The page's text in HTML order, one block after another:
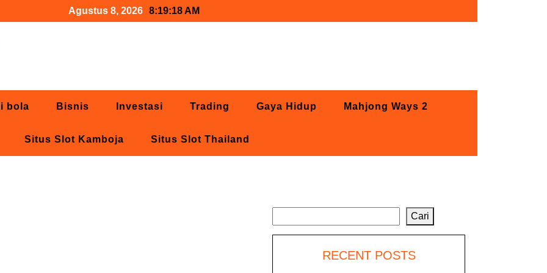
Agustus 8, 2026 8:19:19 AM
bola Bisnis Investasi Trading Gaya Hidup Mahjong Ways 2
Situs Slot Kamboja Situs Slot Thailand
Cari
RECENT POSTS